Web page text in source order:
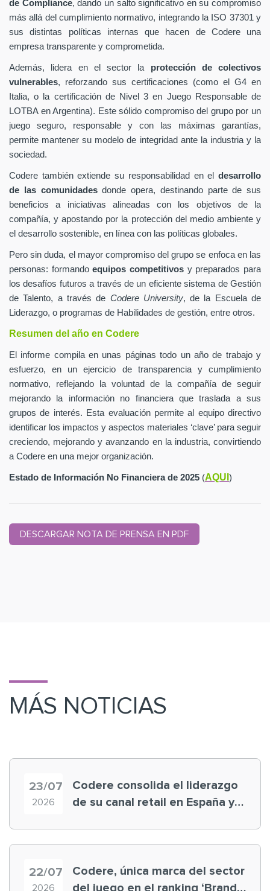
de Compliance, dando un salto significativo en su compromiso
más allá del cumplimiento normativo, integrando la ISO 37301 y
sus distintas políticas internas que hacen de Codere una
empresa transparente y comprometida.
Además, lidera en el sector la protección de colectivos
vulnerables, reforzando sus certificaciones (como el G4 en
Italia, o la certificación de Nivel 3 en Juego Responsable de
LOTBA en Argentina). Este sólido compromiso del grupo por un
juego seguro, responsable y con las máximas garantías,
permite mantener su modelo de integridad ante la industria y la
sociedad.
Codere también extiende su responsabilidad en el desarrollo
de las comunidadesdonde opera, destinando parte de sus
beneficios a iniciativas alineadas con los objetivos de la
compañía, y apostando por la protección del medio ambiente y
el desarrollo sostenible, en línea con las políticas globales.
Pero sin duda, el mayor compromiso del grupo se enfoca en las
personas: formandoequipos competitivos y preparados para
los desafíos futuros a través de un eficiente sistema de Gestión
de Talento, a través de Codere University, de la Escuela de
Liderazgo, o programas de Habilidades de gestión, entre otros.
Resumen del año en Codere
El informe compila en unas páginas todo un año de trabajo y
esfuerzo, en un ejercicio de transparencia y cumplimiento
normativo, reflejando la voluntad de la compañía de seguir
mejorando la información no financiera que traslada a sus
grupos de interés. Esta evaluación permite al equipo directivo
identificar los impactos y aspectos materiales ‘clave’ para seguir
creciendo, mejorando y avanzando en la industria, convirtiendo
a Codere en una mejor organización.
Estado de Información No Financiera de 2025 (AQUI )
DESCARGAR NOTA DE PRENSA EN PDF
MÁS NOTICIAS
23/07
2026
Codere consolida el liderazgo
de su canal retail en España y
22/07
2026
Codere, única marca del sector
del juego en el ranking ‘Brand